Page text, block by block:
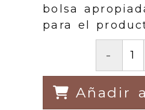
bolsa
para el
-
Añadir